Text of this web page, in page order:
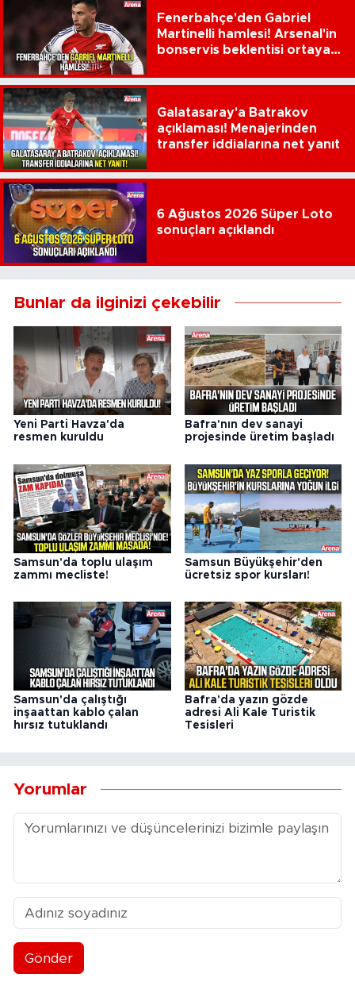
Fenerbahçe'den Gabriel
Martinelli hamlesi! Arsenal'in
bonservis beklentisi ortaya
Galatasaray'a Batrakov
açıklaması! Menajerinden
transfer iddialarına net yanıt
6 Ağustos 2026 Süper Loto
sonuçları açıklandı
Bunlar da ilginizi çekebilir
Yeni Parti Havza'da
resmen kuruldu
Bafra'nın dev sanayi
projesinde üretim başladı
Samsun'da toplu ulaşım
zammı mecliste!
Samsun Büyükşehir'den
ücretsiz spor kursları!
Samsun'da çalıştığı
inşaattan kablo çalan
hırsız tutuklandı
Bafra'da yazın gözde
adresi Ali Kale Turistik
Tesisleri
Yorumlar
Gönder